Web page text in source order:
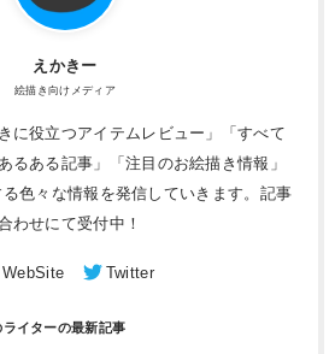
えかきー
絵描き向けメディア
に役立つアイテムレビュー」「すべて
るある記事」「注目のお絵描き情報」
色々な情報を発信していきます。記事
わせにて受付中！